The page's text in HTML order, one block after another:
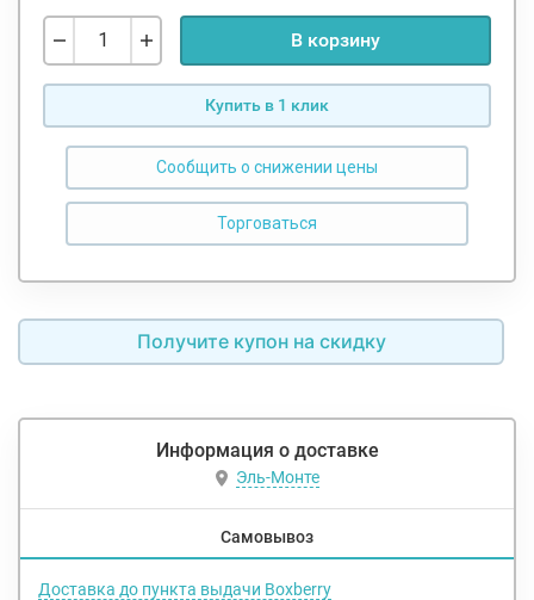
В корзину
Купить в 1 клик
Сообщить о снижении цены
Получите купон на скидку
Информация о доставке
Эль-Монте
Самовывоз
Доставка до пункта выдачи Boxberry